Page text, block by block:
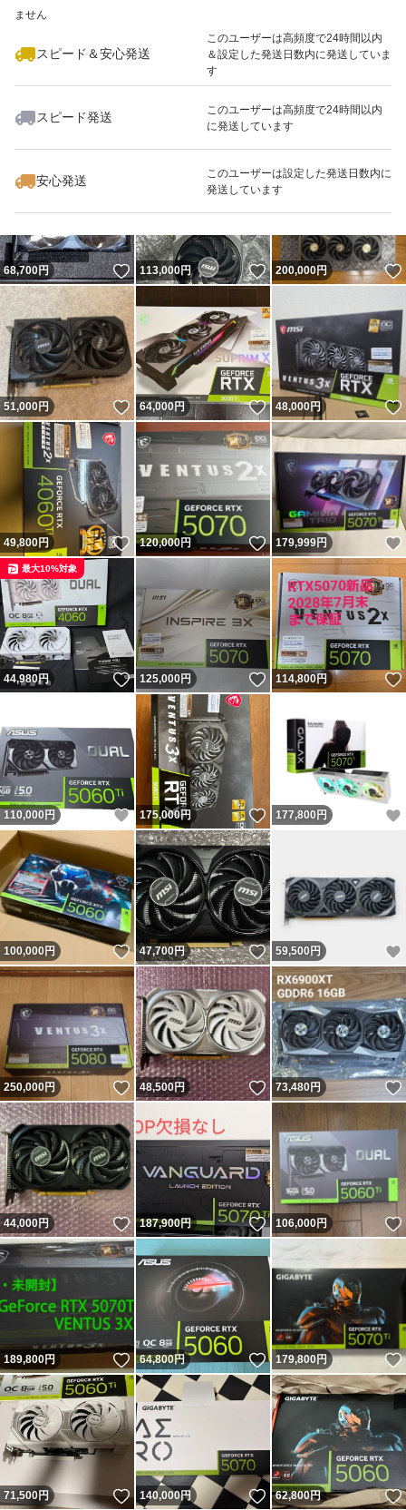
ません
スピード＆安心発送
このユーザーは高頻度で24時間以内
＆設定した発送日数内に発送していま
す
スピード発送
このユーザーは高頻度で24時間以内
に発送しています
安心発送
このユーザーは設定した発送日数内に
発送しています
いいね！
58,000
68,700円 いいね！
113,000円 いいね！
200,000円
51,000円 いいね！
64,000円 いいね！
48,000円
49,800円 いいね！
120,000円 いいね！
179,999円
44,980円 いいね！
最大10%対象
125,000円 いいね！
114,800円
110,000 円 いいね！
175,000円 いいね！
177,800 円
100,000円 いいね！
47,700円 いいね！
59,500 円
250,000円 いいね！
48,500円 いいね！
73,480円
44,000円 いいね！
187,900円 いいね！
106,000円
189,800円 いいね！
64,800円 いいね！
179,800円
71,500円 いいね！
140,000円 いいね！
62,800円